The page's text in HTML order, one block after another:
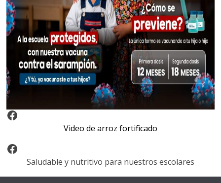
Video Arroz Fortificado
Video de arroz fortificado
Facebook
Saludable y nutritivo para nuestros escolares